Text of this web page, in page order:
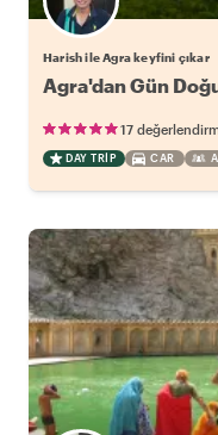
Harish ile Agra keyfini çıkar
Agra'dan Gün
17
DAY TRIP CAR